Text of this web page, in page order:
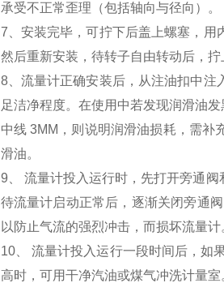
承受不正常歪理（包括轴向与径向）。
7 、安装完毕，可拧下后盖上螺塞，
然后重新安装，待转子自由转动后，拧
8、流量计正确安装后，从注油扣中注
足洁净程度。在使用中若发现润滑油
中线3MM ，则说明润滑油损耗，需
滑油。
9 、 流量计投入运行时，先打开旁通
待流量计启动正常后，逐渐关闭旁通
以防止气流的强烈冲击，而损坏流量计
10、 流量计投入运行一段时间后，如
高时，可用干净汽油或煤气冲洗计量室